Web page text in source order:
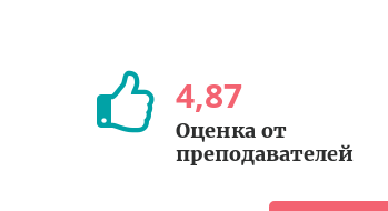
4,87
Оценка от
преподавателей